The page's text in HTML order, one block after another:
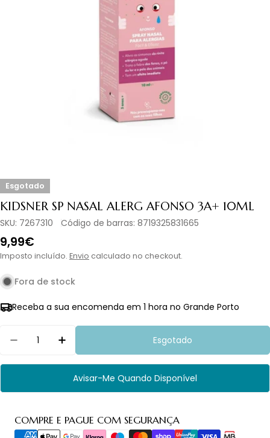
media 0 em modal
Esgotado
KIDSNER SP NASAL ALERG AFONSO 3A+ 10ML
SKU: 7267310 Código de barras: 8719325831665
Preço
normal
9,99€
Imposto incluído. Envio calculado no checkout.
Fora de stock
Receba a sua encomenda em 1 hora no Grande Porto
Diminuir Quantidade Para Kidsner Sp Nasal
Aumentar Quantidade Para Kidsner
Esgotado
Avisar-Me Quando Disponível
COMPRE E PAGUE COM SEGURANÇA
Métodos
de